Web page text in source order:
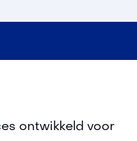
ontwikkeld voor